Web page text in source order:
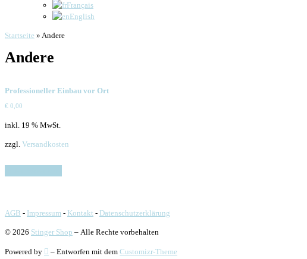
Français
English
Startseite » Andere
Andere
Professioneller Einbau vor Ort
€ 0,00
inkl. 19 % MwSt.
zzgl. Versandkosten
AGB - Impressum - Kontakt - Datenschutzerklärung
© 2026 Stinger Shop – Alle Rechte vorbehalten
Powered by – Entworfen mit dem Customizr-Theme